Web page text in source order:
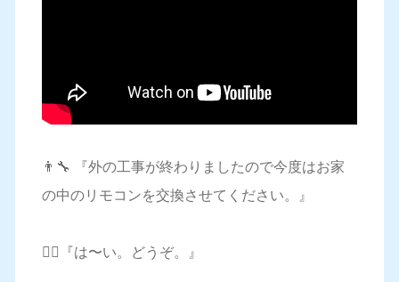
👨‍🔧 『外の工事が終わりましたので今度はお家
の中のリモコンを交換させてください。』
🙋‍♀️『は〜い。どうぞ。』